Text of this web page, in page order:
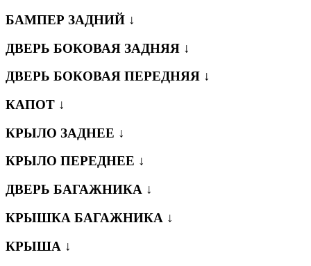
БАМПЕР ЗАДНИЙ ↓
ДВЕРЬ БОКОВАЯ ЗАДНЯЯ ↓
ДВЕРЬ БОКОВАЯ ПЕРЕДНЯЯ ↓
КАПОТ ↓
КРЫЛО ЗАДНЕЕ ↓
КРЫЛО ПЕРЕДНЕЕ ↓
ДВЕРЬ БАГАЖНИКА ↓
КРЫШКА БАГАЖНИКА ↓
КРЫША ↓